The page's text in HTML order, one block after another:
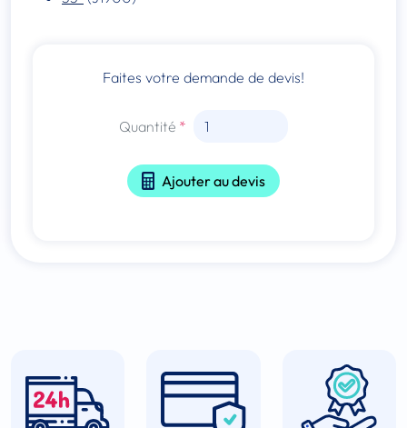
Faites votre demande de devis!
Quantité
Ajouter au devis